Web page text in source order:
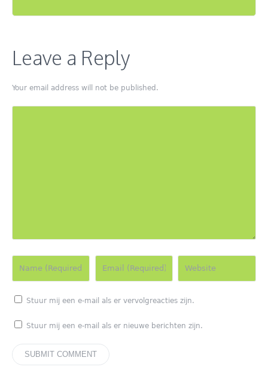
Leave a Reply
Your email address will not be published.
Stuur mij een e-mail als er vervolgreacties zijn.
Stuur mij een e-mail als er nieuwe berichten zijn.